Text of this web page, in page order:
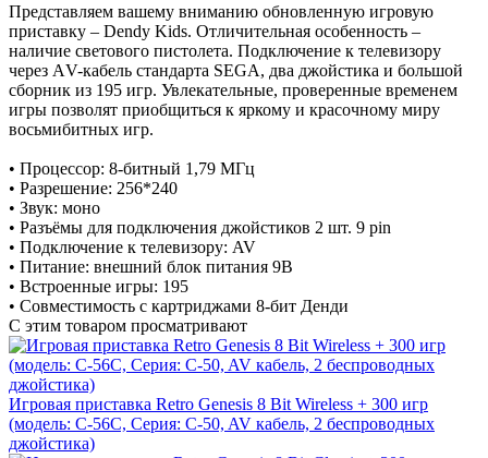
Представляем вашему вниманию обновленную игровую
приставку – Dendy Kids. Отличительная особенность –
наличие светового пистолета. Подключение к телевизору
через АV-кабель стандарта SEGA, два джойстика и большой
сборник из 195 игр. Увлекательные, проверенные временем
игры позволят приобщиться к яркому и красочному миру
восьмибитных игр.
• Процессор: 8-битный 1,79 МГц
• Разрешение: 256*240
• Звук: моно
• Разъёмы для подключения джойстиков 2 шт. 9 pin
• Подключение к телевизору: AV
• Питание: внешний блок питания 9В
• Встроенные игры: 195
• Совместимость с картриджами 8-бит Денди
С этим товаром просматривают
Игровая приставка Retro Genesis 8 Bit Wireless + 300 игр
(модель: C-56C, Серия: C-50, AV кабель, 2 беспроводных
джойстика)